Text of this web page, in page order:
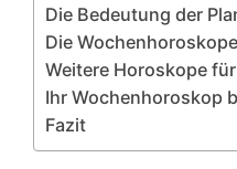
Die Bedeutung der
Die
Weitere Horoskope
Ihr Wochenhoroskop
Fazit